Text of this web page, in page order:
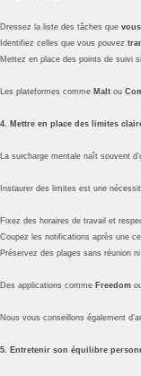
Dressez la liste des tâches que
Identifiez celles que vous pouvez
Mettez en place des points de suivi
Les plateformes comme Malt ou
4. Mettre en place des limites
La surcharge mentale naît souvent
Instaurer des limites est une
Fixez des horaires de travail et
Coupez les notifications après une
Préservez des plages sans réunion
Des applications comme Freedom
Nous vous conseillons également
5. Entretenir son équilibre